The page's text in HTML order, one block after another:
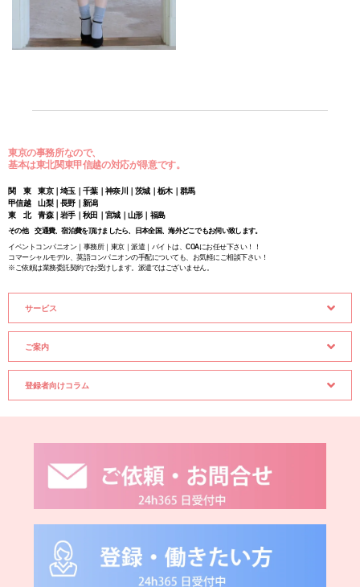
東京の事務所なので、
基本は東北関東甲信越の対応が得意です。
関 東 東京｜埼玉｜千葉｜神奈川｜茨城｜栃木｜群馬
甲信越 山梨｜長野｜新潟
東 北 青森｜岩手｜秋田｜宮城｜山形｜福島
その他 交通費、宿泊費を頂けましたら、日本全国、海外どこでもお伺い致します。
イベントコンパニオン｜事務所｜東京｜派遣｜バイトは、COAにお任せ下さい！！
コマーシャルモデル、英語コンパニオンの手配についても、お気軽にご相談下さい！
※ご依頼は業務委託契約でお受けします。派遣ではございません。
サービス
ご案内
登録者向けコラム